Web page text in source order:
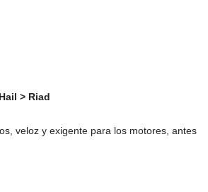
> Riad
veloz y exigente para los motores, antes